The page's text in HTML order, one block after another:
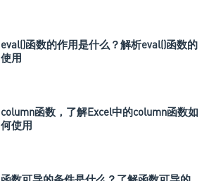
eval()函数的作用是什么？解析eval()函数的
使用
column函数，了解Excel中的column函数如
何使用